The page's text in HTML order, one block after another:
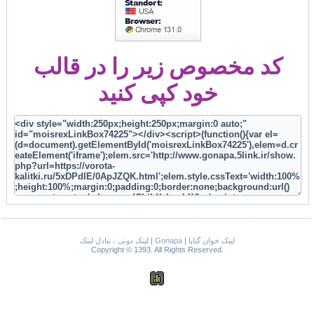
کد مخصوص زیر را در قالب
خود کپی کنید
لینک دونی ، تبادل لینک| Gonapa|
لینک خوان گناپا
Copyright © 1393. All Rights Reserved.